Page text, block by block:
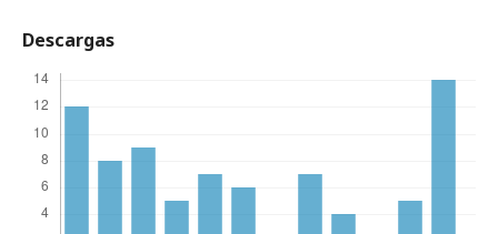
Descargas